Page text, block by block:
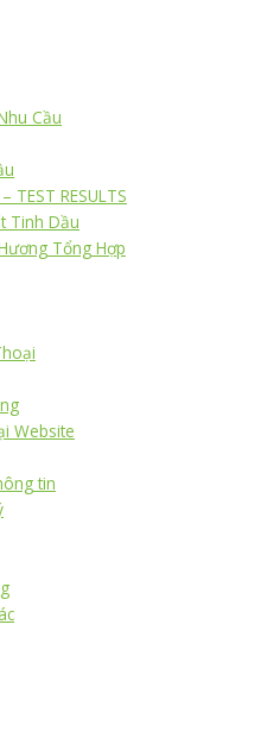
Cầu
TEST RESULTS
Tinh Dầu
Tổng Hợp
Website
tin